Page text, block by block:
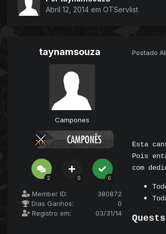
Abril 12, 2014 em OTServlist
taynamsouza
Campones
2 0 0
Member ID:
380872
Dias Ganhos:
0
Registro em:
03/31/14
Postado
Esta
Pois
com